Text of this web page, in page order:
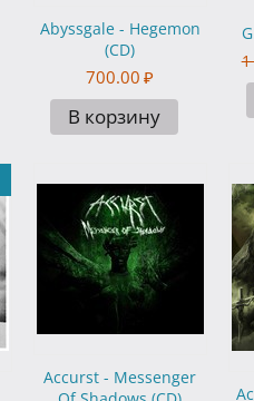
Abyssgale - Hegemon
(CD)
700.00 ₽
В корзину
1
Accurst - Messenger